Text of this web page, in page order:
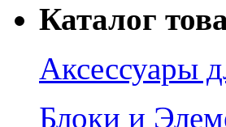
Каталог
Аксессуары
Блоки и